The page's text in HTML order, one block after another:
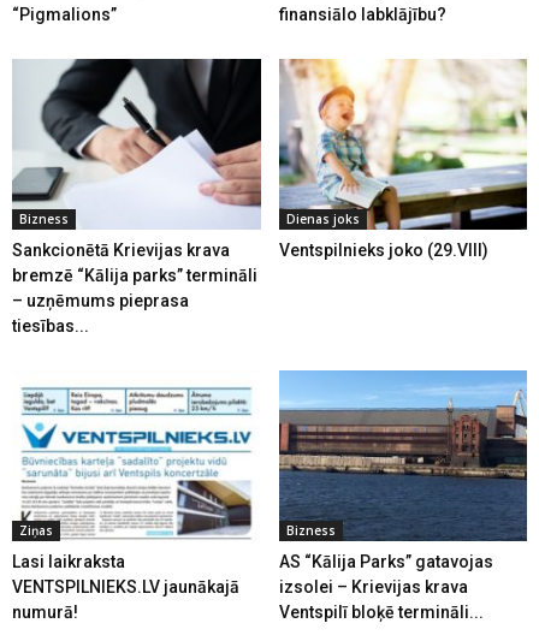
“Pigmalions”
finansiālo labklājību?
Bizness
Sankcionētā Krievijas krava
bremzē “Kālija parks” termināli
– uzņēmums pieprasa
tiesības...
Dienas joks
Ventspilnieks joko (29.VIII)
Ziņas
Lasi laikraksta
VENTSPILNIEKS.LV jaunākajā
numurā!
Bizness
AS “Kālija Parks” gatavojas
izsolei – Krievijas krava
Ventspilī bloķē termināli...